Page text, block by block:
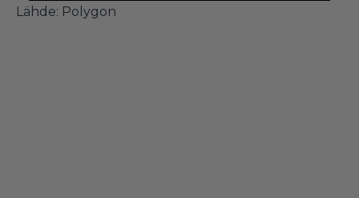
Lähde: Polygon